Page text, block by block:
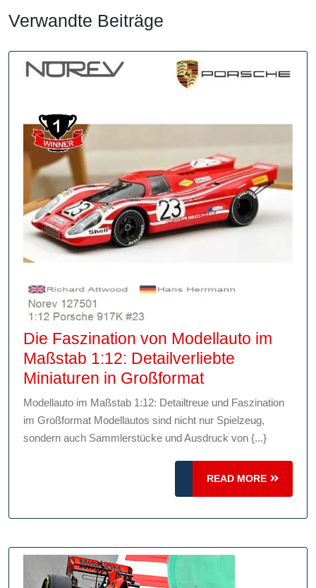
Verwandte Beiträge
Die Faszination von Modellauto im
Maßstab 1:12: Detailverliebte
Miniaturen in GroßformatDie
Faszination
von
Modellauto
im
Maßstab
1:12:
Detailverliebte
in
Modellauto im Maßstab 1:12: Detailtreue und Faszination
im Großformat Modellautos sind nicht nur Spielzeug,
sondern auch Sammlerstücke und Ausdruck von {...}
READ MORE
READ
MORE